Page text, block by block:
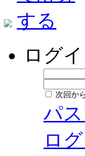
ログ
次回か
パ
ロ